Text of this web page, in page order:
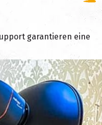
garantieren eine